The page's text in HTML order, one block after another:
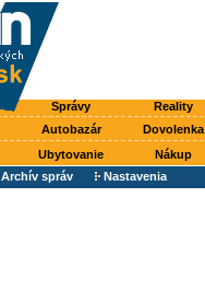
Správy Reality
Autobazár Dovolenka
Ubytovanie Nákup
Archív správ Nastavenia